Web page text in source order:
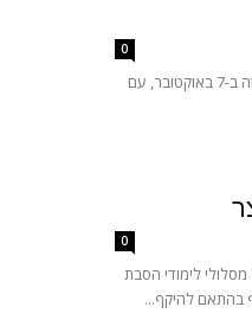
0
אגם גולדשטיין-אלמוג, בת 17, נחטפה לרצועת עזה מביתה בכפר עזה ב-7 באוקטובר, עם
0
לימודי הסבת
בהתאם להיקף...